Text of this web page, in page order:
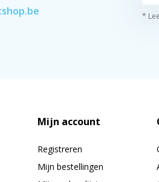
*
Mijn account
Registreren
Mijn bestellingen